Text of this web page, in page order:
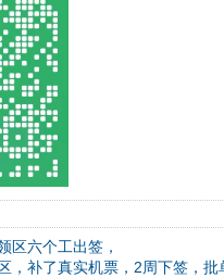
区六个工出签，
，补了真实机票，2周下签，批